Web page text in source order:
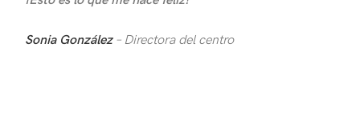
Sonia González– Directora del centro